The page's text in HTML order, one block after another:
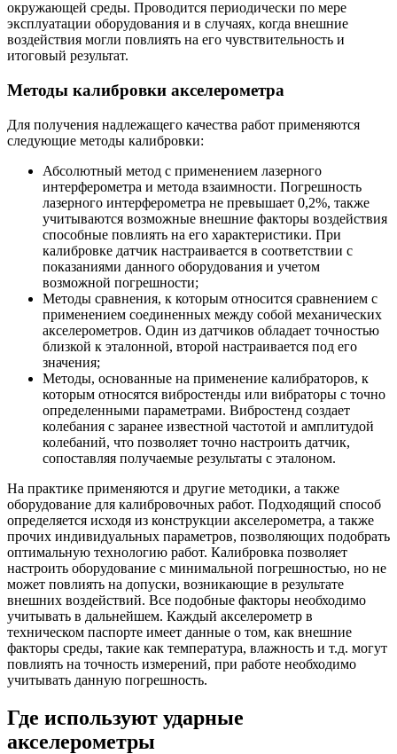
окружающей среды. Проводится периодически по мере
эксплуатации оборудования и в случаях, когда внешние
воздействия могли повлиять на его чувствительность и
итоговый результат.
Методы калибровки акселерометра
Для получения надлежащего качества работ применяются
следующие методы калибровки:
Абсолютный метод с применением лазерного
интерферометра и метода взаимности. Погрешность
лазерного интерферометра не превышает 0,2%, также
учитываются возможные внешние факторы воздействия
способные повлиять на его характеристики. При
калибровке датчик настраивается в соответствии с
показаниями данного оборудования и учетом
возможной погрешности;
Методы сравнения, к которым относится сравнением с
применением соединенных между собой механических
акселерометров. Один из датчиков обладает точностью
близкой к эталонной, второй настраивается под его
значения;
Методы, основанные на применение калибраторов, к
которым относятся вибростенды или вибраторы с точно
определенными параметрами. Вибростенд создает
колебания с заранее известной частотой и амплитудой
колебаний, что позволяет точно настроить датчик,
сопоставляя получаемые результаты с эталоном.
На практике применяются и другие методики, а также
оборудование для калибровочных работ. Подходящий способ
определяется исходя из конструкции акселерометра, а также
прочих индивидуальных параметров, позволяющих подобрать
оптимальную технологию работ. Калибровка позволяет
настроить оборудование с минимальной погрешностью, но не
может повлиять на допуски, возникающие в результате
внешних воздействий. Все подобные факторы необходимо
учитывать в дальнейшем. Каждый акселерометр в
техническом паспорте имеет данные о том, как внешние
факторы среды, такие как температура, влажность и т.д. могут
повлиять на точность измерений, при работе необходимо
учитывать данную погрешность.
Где используют ударные
акселерометры